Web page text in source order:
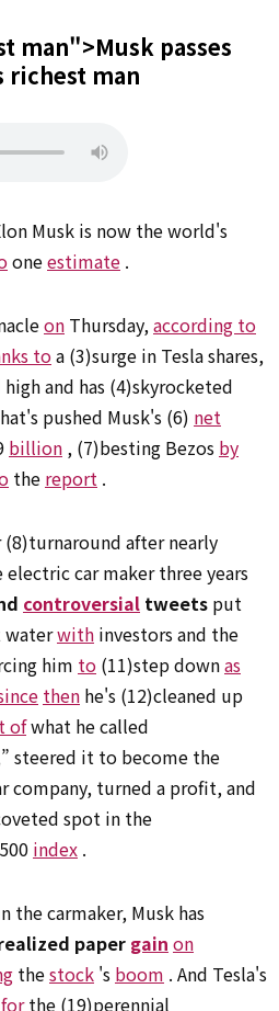
man">Musk passes
man
Musk is now the world's
oneestimate .
on Thursday,according to
toa (3)surge in Tesla shares,
and has (4)skyrocketed
pushed Musk's (6) net
billion , (7)besting Bezos by
the report .
(8)turnaround after nearly
car maker three years
controversial tweets put
waterwith investors and the
him to (11)step downas
then he's (12)cleaned up
ofwhat he called
steered it to become the
company, turned a profit, and
spot in the
index .
the carmaker, Musk has
paper gain on
thestock 's boom . And Tesla's
forthe (19)perennial